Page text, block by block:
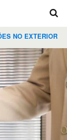
NO EXTERIOR